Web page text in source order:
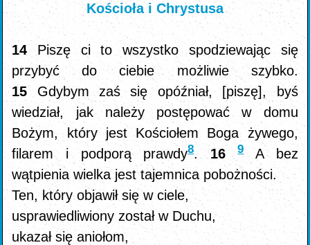
Kościoła i Chrystusa
14 Piszę ci to wszystko spodziewając się
przybyć do ciebie możliwie szybko.
15 Gdybym zaś się opóźniał, [piszę], byś
wiedział, jak należy postępować w domu
Bożym, który jest Kościołem Boga żywego,
filarem i podporą prawdy8. 169A bez
wątpienia wielka jest tajemnica pobożności.
Ten, który objawił się w ciele,
usprawiedliwiony został w Duchu,
ukazał się aniołom,